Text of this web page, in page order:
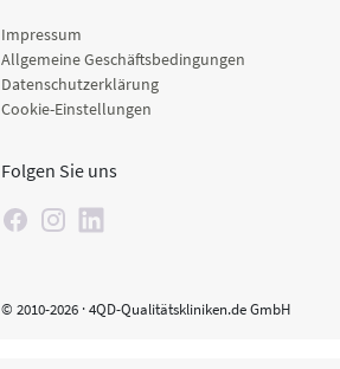
Impressum
Allgemeine Geschäftsbedingungen
Datenschutzerklärung
Cookie-Einstellungen
Folgen Sie uns
© 2010-2026 · 4QD-Qualitätskliniken.de GmbH